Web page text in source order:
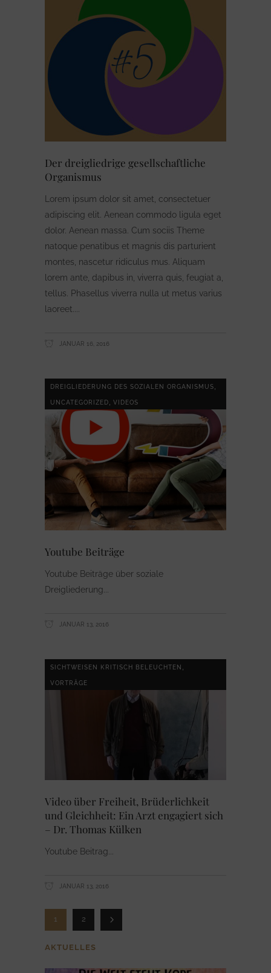
Der dreigliedrige gesellschaftliche
Organismus
Lorem ipsum dolor sit amet, consectetuer
adipiscing elit. Aenean commodo ligula eget
dolor. Aenean massa. Cum sociis Theme
natoque penatibus et magnis dis parturient
montes, nascetur ridiculus mus. Aliquam
lorem ante, dapibus in, viverra quis, feugiat a,
tellus. Phasellus viverra nulla ut metus varius
laoreet.
JANUAR 16, 2016
DREIGLIEDERUNG DES SOZIALEN ORGANISMUS
UNCATEGORIZED VIDEOS
Youtube Beiträge
Youtube Beiträge über soziale
Dreigliederung
JANUAR 13, 2016
SICHTWEISEN KRITISCH BELEUCHTEN
VORTRÄGE
Video über Freiheit, Brüderlichkeit
und Gleichheit: Ein Arzt engagiert sich
– Dr. Thomas Külken
Youtube Beitrag
JANUAR 13, 2016
1 2
AKTUELLES